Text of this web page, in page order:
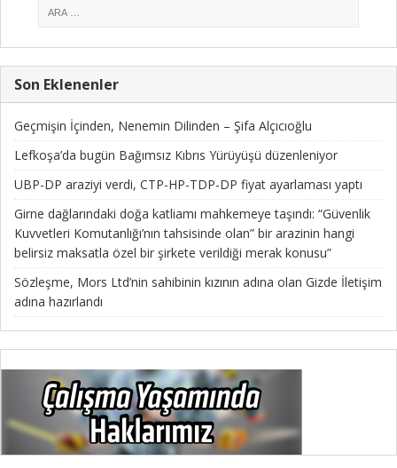
Son Eklenenler
Geçmişin İçinden, Nenemin Dilinden – Şifa Alçıcıoğlu
Lefkoşa’da bugün Bağımsız Kıbrıs Yürüyüşü düzenleniyor
UBP-DP araziyi verdi, CTP-HP-TDP-DP fiyat ayarlaması yaptı
Girne dağlarındaki doğa katliamı mahkemeye taşındı: “Güvenlik
Kuvvetleri Komutanlığı’nın tahsisinde olan” bir arazinin hangi
belirsiz maksatla özel bir şirkete verildiği merak konusu”
Sözleşme, Mors Ltd’nin sahibinin kızının adına olan Gizde İletişim
adına hazırlandı